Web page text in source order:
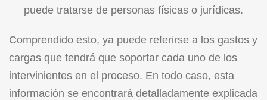
puede tratarse de personas físicas o jurídicas.
Comprendido esto, ya puede referirse a los gastos y
cargas que tendrá que soportar cada uno de los
intervinientes en el proceso. En todo caso, esta
información se encontrará detalladamente explicada